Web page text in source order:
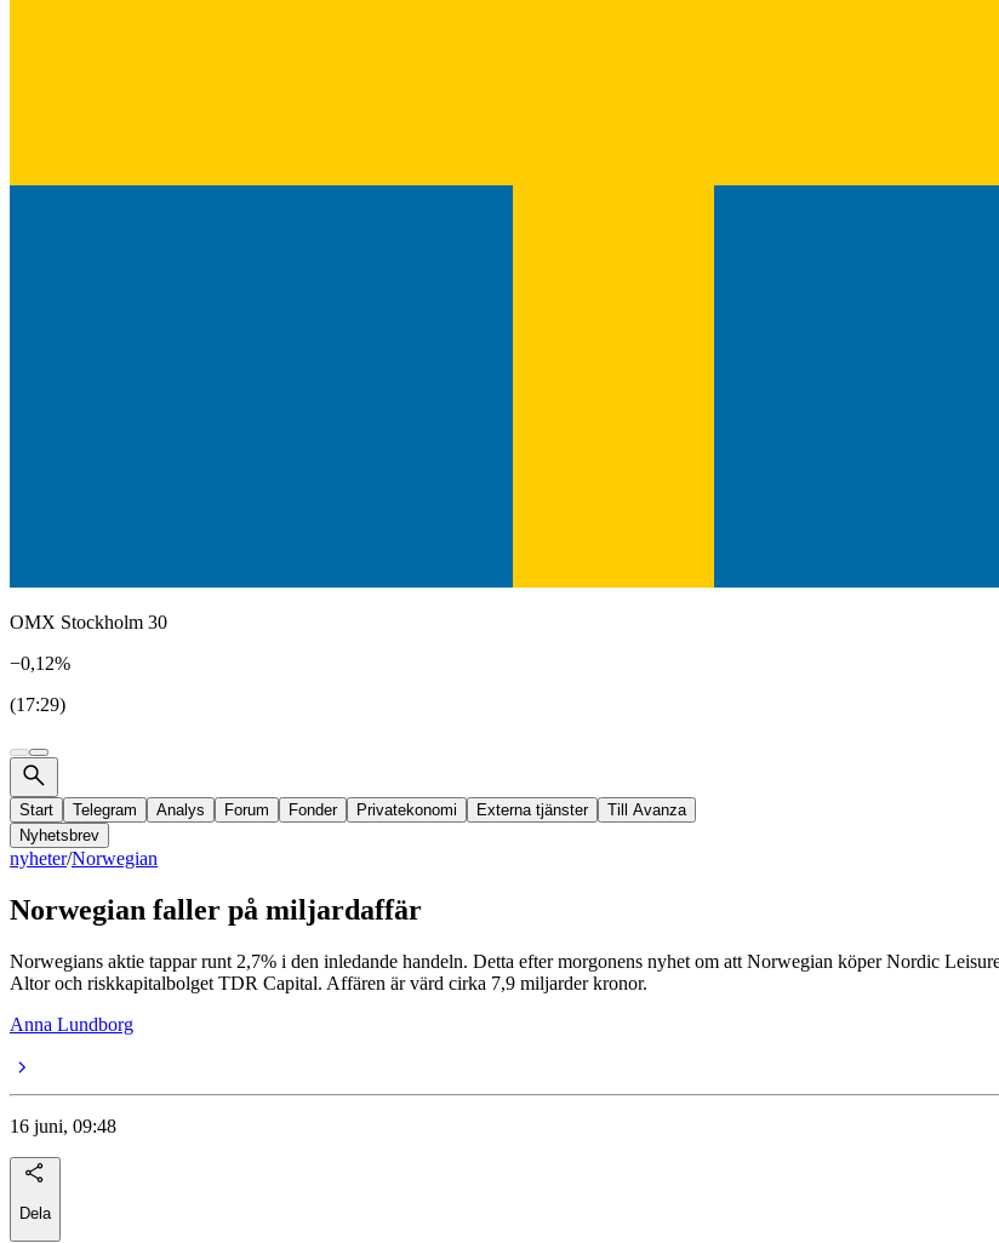
OMX Stockholm 30
−0,12%
(17:29)
Start Telegram Analys Forum Fonder Privatekonomi Externa tjänster
Till Avanza
Nyhetsbrev
nyheter/Norwegian
Norwegian faller på miljardaffär
Norwegians aktie tappar runt 2,7% i den inledande handeln. Detta efter morgonens nyhet om att Norwegian köper Nordic
Altor och riskkapitalbolget TDR Capital. Affären är värd cirka 7,9 miljarder kronor.
Anna Lundborg
16 juni, 09:48
Dela